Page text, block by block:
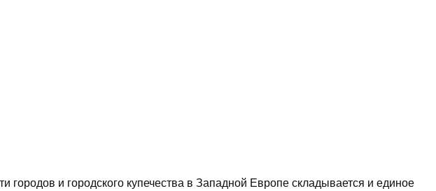
городов и городского купечества в Западной Европе складывается и единое